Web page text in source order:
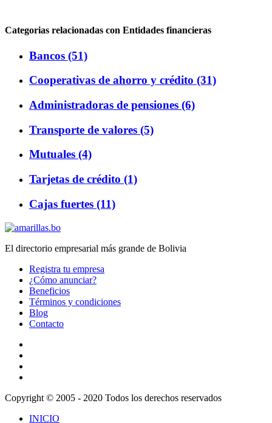
Categorias relacionadas con Entidades financieras
Bancos (51)
Cooperativas de ahorro y crédito (31)
Administradoras de pensiones (6)
Transporte de valores (5)
Mutuales (4)
Tarjetas de crédito (1)
Cajas fuertes (11)
El directorio empresarial más grande de Bolivia
Registra tu empresa
¿Cómo anunciar?
Beneficios
Términos y condiciones
Blog
Contacto
Copyright © 2005 - 2020 Todos los derechos reservados
INICIO